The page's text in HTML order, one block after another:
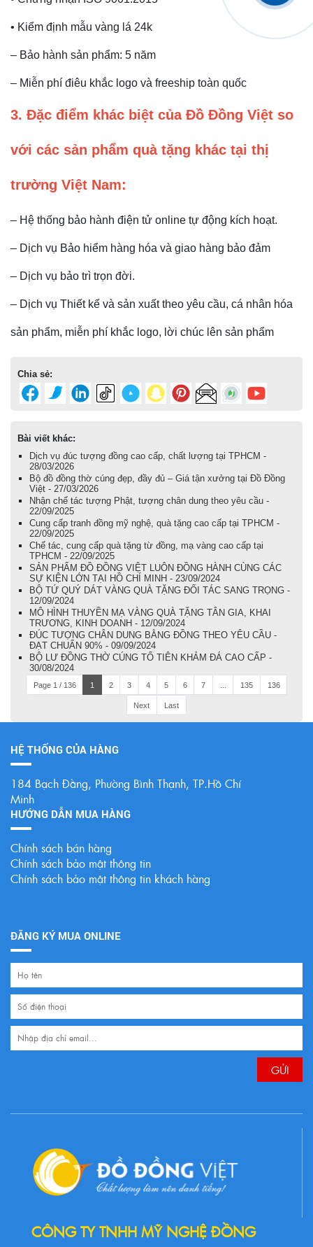
• Kiểm định mẫu vàng lá 24k
– Bảo hành sản phẩm: 5 năm
– Miễn phí điêu khắc logo và freeship toàn quốc
3. Đặc điểm khác biệt của Đồ Đồng Việt so
với các sản phẩm quà tặng khác tại thị
trường Việt Nam:
– Hệ thống bảo hành điện tử online tự động kích hoạt.
– Dịch vụ Bảo hiểm hàng hóa và giao hàng bảo đảm
– Dịch vụ bảo trì trọn đời.
– Dịch vụ Thiết kế và sản xuất theo yêu cầu, cá nhân hóa
sản phẩm, miễn phí khắc logo, lời chúc lên sản phẩm
Chia sẻ:
Bài viết khác:
Dịch vụ đúc tượng đồng cao cấp, chất lượng tại TPHCM -
28/03/2026
Bộ đồ đồng thờ cúng đẹp, đầy đủ – Giá tận xưởng tại Đồ Đồng
Việt - 27/03/2026
Nhận chế tác tượng Phật, tượng chân dung theo yêu cầu -
22/09/2025
Cung cấp tranh đồng mỹ nghệ, quà tặng cao cấp tại TPHCM -
22/09/2025
Chế tác, cung cấp quà tặng từ đồng, mạ vàng cao cấp tại
TPHCM - 22/09/2025
SẢN PHẨM ĐỒ ĐỒNG VIỆT LUÔN ĐỒNG HÀNH CÙNG CÁC
SỰ KIỆN LỚN TẠI HỒ CHÍ MINH - 23/09/2024
BỘ TỨ QUÝ DÁT VÀNG QUÀ TẶNG ĐỐI TÁC SANG TRỌNG -
12/09/2024
MÔ HÌNH THUYỀN MẠ VÀNG QUÀ TẶNG TÂN GIA, KHAI
TRƯƠNG, KINH DOANH - 12/09/2024
ĐÚC TƯỢNG CHÂN DUNG BẰNG ĐỒNG THEO YÊU CẦU -
ĐẠT CHUẨN 90% - 09/09/2024
BỘ LƯ ĐỒNG THỜ CÚNG TỔ TIÊN KHẢM ĐÁ CAO CẤP -
30/08/2024
Page 1 / 136 1 2 3 4 5 6 7 135 136
Next Last
HỆ THỐNG CỦA HÀNG
184 Bạch Đằng, Phường Bình Thạnh, TP.Hồ Chí
Minh
HƯỚNG DẪN MUA HÀNG
Chính sách bán hàng
Chính sách bảo mật thông tin
Chính sách bảo mật thông tin khách hàng
ĐĂNG KÝ MUA ONLINE
CÔNG TY TNHH MỸ NGHỆ ĐỒNG